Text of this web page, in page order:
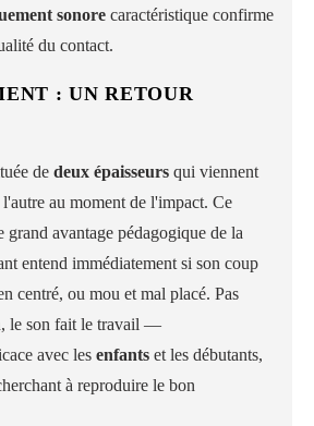
sonore caractéristique confirme
du contact.
: UN RETOUR
de deux épaisseurs qui viennent
au moment de l'impact. Ce
grand avantage pédagogique de la
entend immédiatement si son coup
centré, ou mou et mal placé. Pas
le son fait le travail —
avec les enfants et les débutants,
à reproduire le bon